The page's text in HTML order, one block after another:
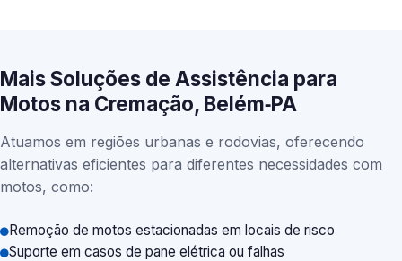
Mais Soluções de Assistência para
Motos na Cremação, Belém‑PA
Atuamos em regiões urbanas e rodovias, oferecendo
alternativas eficientes para diferentes necessidades com
motos, como:
Remoção de motos estacionadas em locais de risco
Suporte em casos de pane elétrica ou falhas